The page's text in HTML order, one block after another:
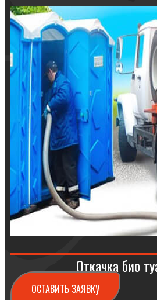
Откачка био
ОСТАВИТЬ ЗАЯВКУ